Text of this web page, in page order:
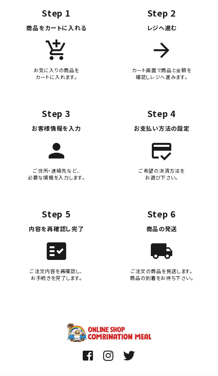
Step 1
商品をカートに入れる
add_shopping_cart
お気に入りの商品を
カートに入れます。
Step 2
レジへ進む
arrow_forward
カート画面で商品と金額を
確認しレジへ進みます。
Step 3
お客様情報を入力
person
ご住所・連絡先など、
必要な情報を入力します。
Step 4
お支払い方法の設定
credit_score
ご希望の決済方法を
お選び下さい。
Step 5
内容を再確認し完了
fact_check
ご注文内容を再確認し、
お手続きを完了します。
Step 6
商品の発送
local_shipping
ご注文の商品を発送します。
商品の到着をお待ち下さい。